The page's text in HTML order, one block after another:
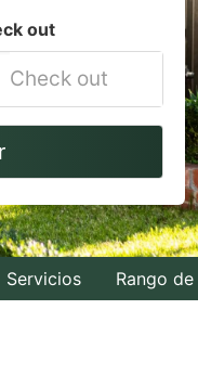
out
Navigate
to
interact
with
the
Servicios Rango